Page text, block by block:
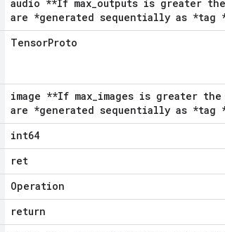
audio **If max_outputs is greater the
are *generated sequentially as *tag
TensorProto
image **If max_images is greater the
are *generated sequentially as *tag
int64
ret
Operation
return